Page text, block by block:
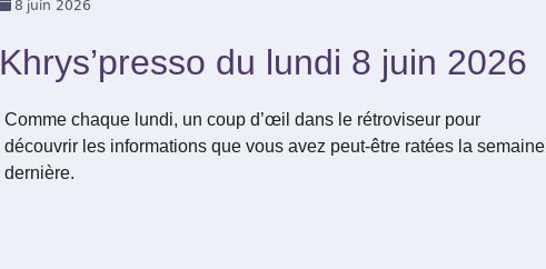
8 juin 2026
Khrys’presso du lundi 8 juin 2026
Comme chaque lundi, un coup d’œil dans le rétroviseur pour
découvrir les informations que vous avez peut-être ratées la semaine
dernière.